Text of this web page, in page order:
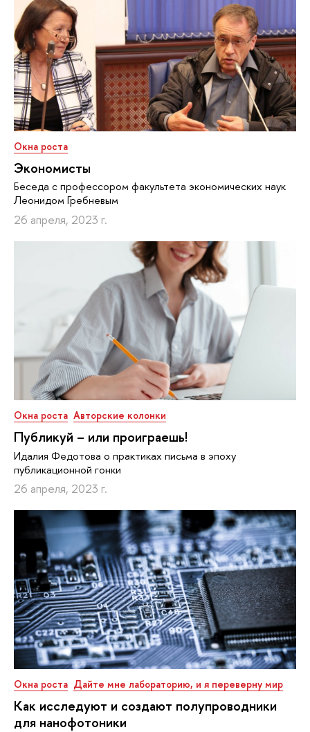
Окна роста
Экономисты
Беседа с профессором факультета экономических наук
Леонидом Гребневым
26 апреля, 2023 г.
Окна роста Авторские колонки
Публикуй – или проиграешь!
Идалия Федотова о практиках письма в эпоху
публикационной гонки
26 апреля, 2023 г.
Окна роста Дайте мне лабораторию, и я переверну мир
Как исследуют и создают полупроводники
для нанофотоники